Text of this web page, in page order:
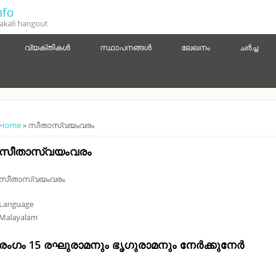
hangout
വ്യക്തികൾ സ്ഥാപനങ്ങൾ ലേഖനം ചർച്ച
You are here
Home» സീതാസ്വയംവരം
സീതാസ്വയംവരം
സീതാസ്വയംവരം
Language
Malayalam
രംഗം 15 രഘുരാമനും ഭൃഗുരാമനും നേർക്കുനേർ